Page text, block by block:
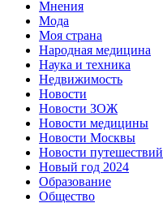
Мнения
Мода
Моя страна
Народная медицина
Наука и техника
Недвижимость
Новости
Новости ЗОЖ
Новости медицины
Новости Москвы
Новости путешествий
Новый год 2024
Образование
Общество